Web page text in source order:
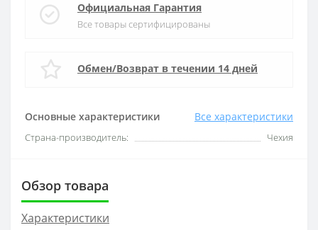
Основные характеристики Все характеристики
Страна-производитель: Чехия
Официальная Гарантия
Все товары сертифицированы
Обмен/Возврат в течении 14 дней
Обзор товара
Характеристики